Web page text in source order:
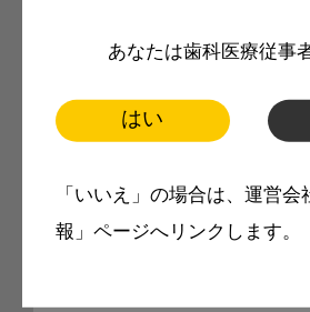
あなたは歯科医療従事
はい
「いいえ」の場合は、運営会
報」ページへリンクします。
製品価格も閲覧